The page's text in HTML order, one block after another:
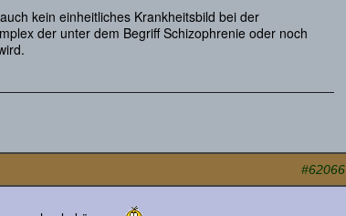
kein einheitliches Krankheitsbild bei der
der unter dem Begriff Schizophrenie oder noch
#62066